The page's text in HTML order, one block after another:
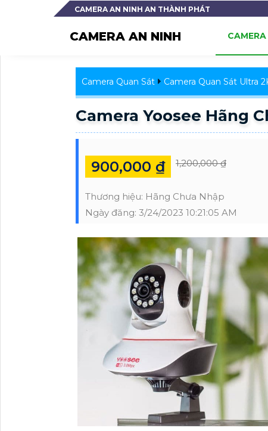
CAMERA AN NINH AN THÀNH PHÁT
CAMERA AN NINH
Camera Quan Sát Camera Quan Sát Ultra
Camera Yoosee Hãng
900,000 ₫ 1,200,000 ₫
Thương hiệu: Hãng Chưa Nhập
Ngày đăng: 3/24/2023 10:21:05 AM